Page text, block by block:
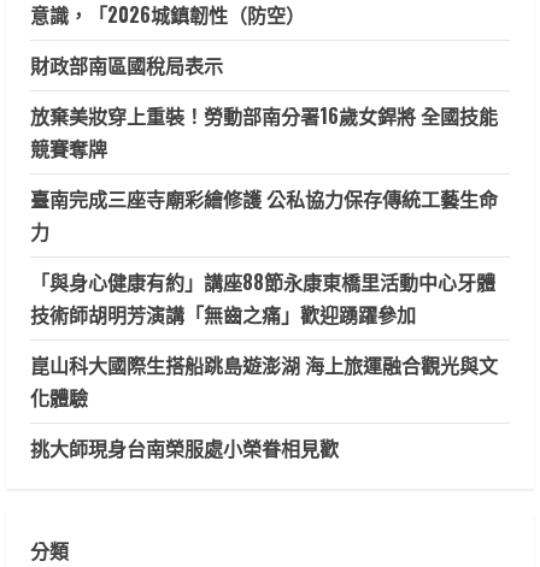
意識，「2026城鎮韌性（防空）
財政部南區國稅局表示
放棄美妝穿上重裝！勞動部南分署16歲女銲將 全國技能
競賽奪牌
臺南完成三座寺廟彩繪修護 公私協力保存傳統工藝生命
力
「與身心健康有約」講座88節永康東橋里活動中心牙體
技術師胡明芳演講「無齒之痛」歡迎踴躍參加
崑山科大國際生搭船跳島遊澎湖 海上旅運融合觀光與文
化體驗
挑大師現身台南榮服處小榮眷相見歡
分類